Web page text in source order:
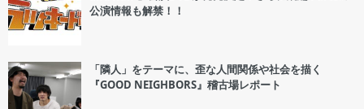
公演情報も解禁！！
「隣人」をテーマに、歪な人間関係や社会を描く
『GOOD NEIGHBORS』稽古場レポート